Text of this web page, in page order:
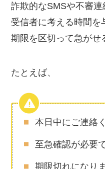
詐欺的なSMSや不審連
受信者に考える時間を
期限を区切って急がせ
たとえば、
本日中にご連絡
至急確認が必要
期限切れになり